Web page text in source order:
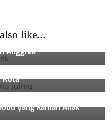
like...
Ice Skating Kepada Anak-
Anggrek
Kota
yang Ramah Anak